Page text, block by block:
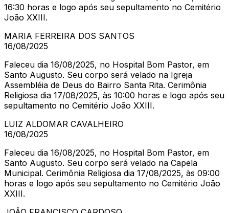
16:30 horas e logo após seu sepultamento no Cemitério
João XXIII.
MARIA FERREIRA DOS SANTOS
16/08/2025
Faleceu dia 16/08/2025, no Hospital Bom Pastor, em
Santo Augusto. Seu corpo será velado na Igreja
Assembléia de Deus do Bairro Santa Rita. Cerimônia
Religiosa dia 17/08/2025, às 10:00 horas e logo após seu
sepultamento no Cemitério João XXIII.
LUIZ ALDOMAR CAVALHEIRO
16/08/2025
Faleceu dia 16/08/2025, no Hospital Bom Pastor, em
Santo Augusto. Seu corpo será velado na Capela
Municipal. Cerimônia Religiosa dia 17/08/2025, às 09:00
horas e logo após seu sepultamento no Cemitério João
XXIII.